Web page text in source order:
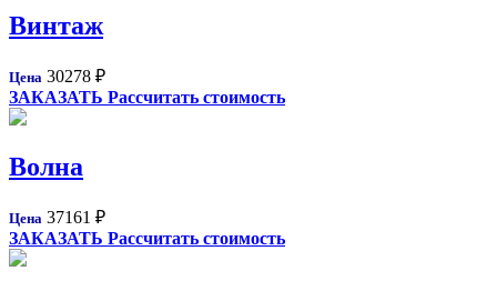
Винтаж
Цена 30278 ₽
ЗАКАЗАТЬ Рассчитать стоимость
Волна
Цена 37161 ₽
ЗАКАЗАТЬ Рассчитать стоимость